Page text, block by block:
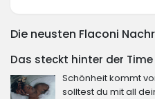
Die neusten Flaconi
Das steckt hinter der
Schönheit kommt
solltest du mit all